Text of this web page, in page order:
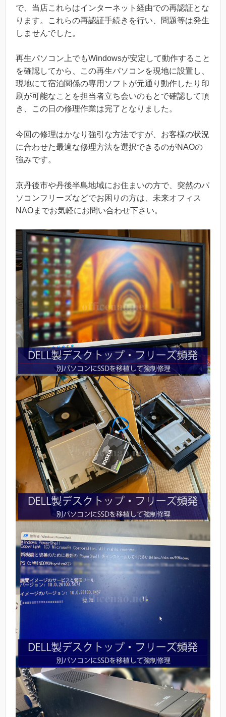
で、当店これらはインターネット経由での再認証とな
ります。これらの再認証手続きを行い、問題等は発生
しませんでした。
再生パソコン上でもWindowsが安定して動作すること
を確認してから、この再生パソコンを現地に設置し、
現地にて宿泊関係の専用ソフトが元通り動作したり印
刷が可能なことを担当者立ち会いのもとで確認して頂
き、この日の修理作業は完了となりました。
今回の修理はかなり強引な方法ですが、お客様の状況
に合わせた最適な修理方法を選択できるのがNAOの
強みです。
京丹後市や丹後半島地域にお住まいの方で、突然のパ
ソコンフリーズなどでお困りの方は、未来オフィス
NAOまでお気軽にお問い合わせ下さい。